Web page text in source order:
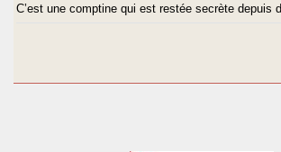
C’est une comptine qui est restée secrète depuis